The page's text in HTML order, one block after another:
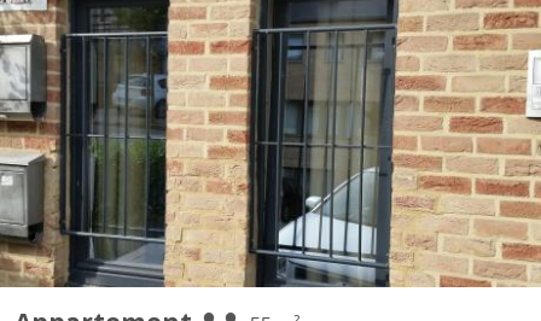
KV 2081
Appartement lumineux de 56m2 disponible, et possible pour 2
personnes ou couple. Un salon meublé avec 2 divans-lits, tapis et
table de salon et rangé table-bureau; une grande chambre avec 2
lits (1 grand 2 personnes et 1personne), 2 placards de
rangement, et bureau avec fauteuil ; cuisine équipée...